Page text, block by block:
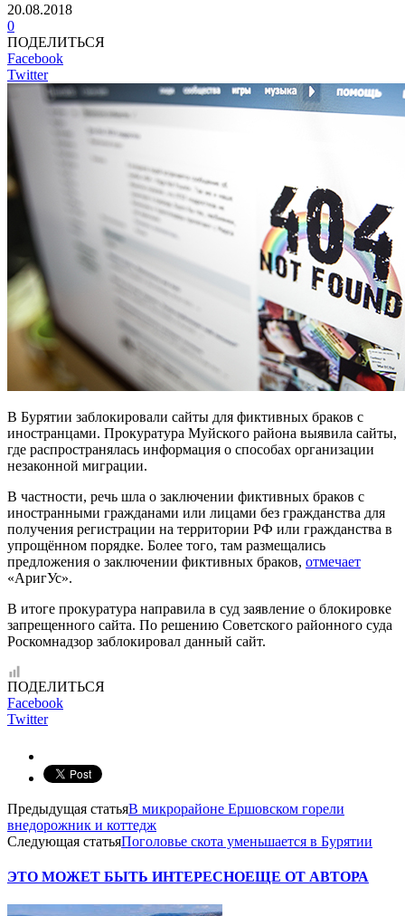
20.08.2018
0
ПОДЕЛИТЬСЯ
Facebook
Twitter
В Бурятии заблокировали сайты для фиктивных браков с
иностранцами. Прокуратура Муйского района выявила сайты,
где распространялась информация о способах организации
незаконной миграции.
В частности, речь шла о заключении фиктивных браков с
иностранными гражданами или лицами без гражданства для
получения регистрации на территории РФ или гражданства в
упрощённом порядке. Более того, там размещались
предложения о заключении фиктивных браков, отмечает
«АригУс».
В итоге прокуратура направила в суд заявление о блокировке
запрещенного сайта. По решению Советского районного суда
Роскомнадзор заблокировал данный сайт.
ПОДЕЛИТЬСЯ
Facebook
Twitter
Предыдущая статьяВ микрорайоне Ершовском горели
внедорожник и коттедж
Следующая статьяПоголовье скота уменьшается в Бурятии
ЭТО МОЖЕТ БЫТЬ ИНТЕРЕСНОЕЩЕ ОТ АВТОРА